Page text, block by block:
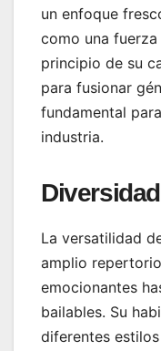
un enfoque
como una
principio de su
para fusionar
fundamental
industria.
La versatilidad
amplio
emocionantes
bailables. Su
diferentes